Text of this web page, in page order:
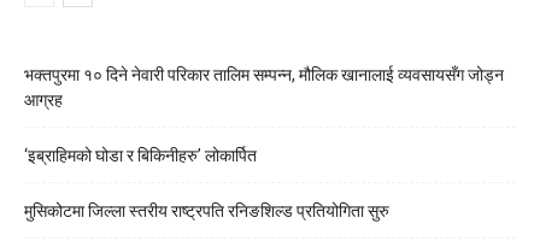
भक्तपुरमा १० दिने नेवारी परिकार तालिम सम्पन्न, मौलिक खानालाई व्यवसायसँग जोड्न
आग्रह
‘इब्राहिमको घोडा र बिकिनीहरु’ लोकार्पित
मुसिकोटमा जिल्ला स्तरीय राष्ट्रपति रनिङशिल्ड प्रतियोगिता सुरु